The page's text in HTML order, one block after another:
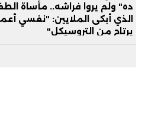
ده" ولم يروا فراشه.. مأساة
الذي أبكى الملايين: "نفسي
يرتاح من التروسيكل"